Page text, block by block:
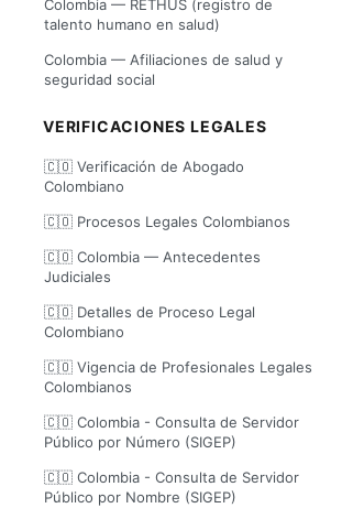
Colombia — RETHUS (registro de
talento humano en salud)
Colombia — Afiliaciones de salud y
seguridad social
VERIFICACIONES LEGALES
🇨🇴 Verificación de Abogado
Colombiano
🇨🇴 Procesos Legales Colombianos
🇨🇴 Colombia — Antecedentes
Judiciales
🇨🇴 Detalles de Proceso Legal
Colombiano
🇨🇴 Vigencia de Profesionales Legales
Colombianos
🇨🇴 Colombia - Consulta de Servidor
Público por Número (SIGEP)
🇨🇴 Colombia - Consulta de Servidor
Público por Nombre (SIGEP)